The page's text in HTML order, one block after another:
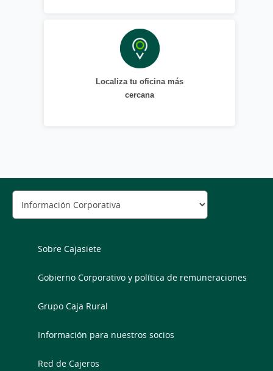
Localiza tu oficina más
cercana
Sobre Cajasiete
Gobierno Corporativo y política de remuneraciones
Grupo Caja Rural
Información para nuestros socios
Red de Cajeros